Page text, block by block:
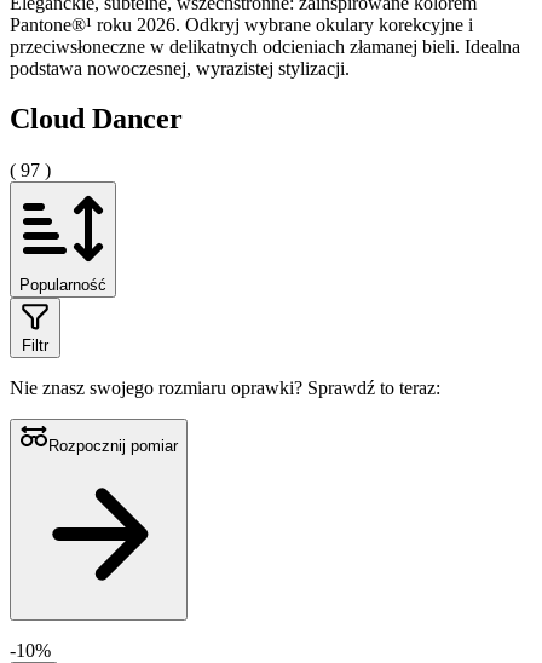
Pantone®¹ roku 2026. Odkryj wybrane okulary korekcyjne i
przeciwsłoneczne w delikatnych odcieniach złamanej bieli. Idealna
podstawa nowoczesnej, wyrazistej stylizacji.
Cloud Dancer
( 97 )
Popularność
Filtr
Nie znasz swojego rozmiaru oprawki? Sprawdź to teraz:
Rozpocznij pomiar
-10%